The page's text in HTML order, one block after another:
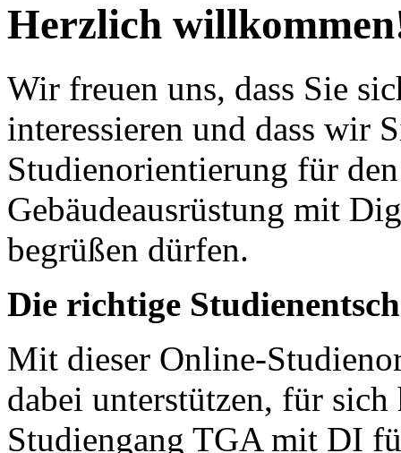
Herzlich
Wir freuen uns, dass Sie
interessieren und dass wir
Studienorientierung für
Gebäudeausrüstung mit
begrüßen dürfen.
Die richtige
Mit dieser Online-
dabei unterstützen, für
Studiengang TGA mit DI